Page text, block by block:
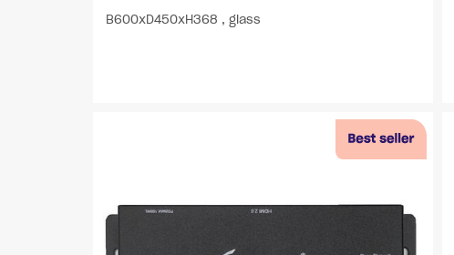
B600xD450xH368 , glass